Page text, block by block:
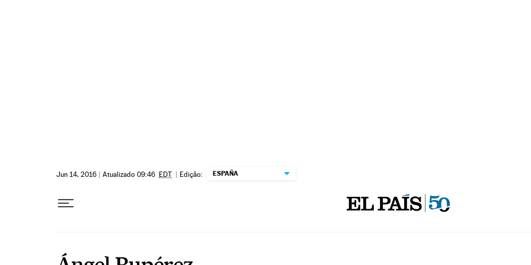
Jun 14, 2016 | Atualizado 09:46 EDT | Edição: ESPAÑA